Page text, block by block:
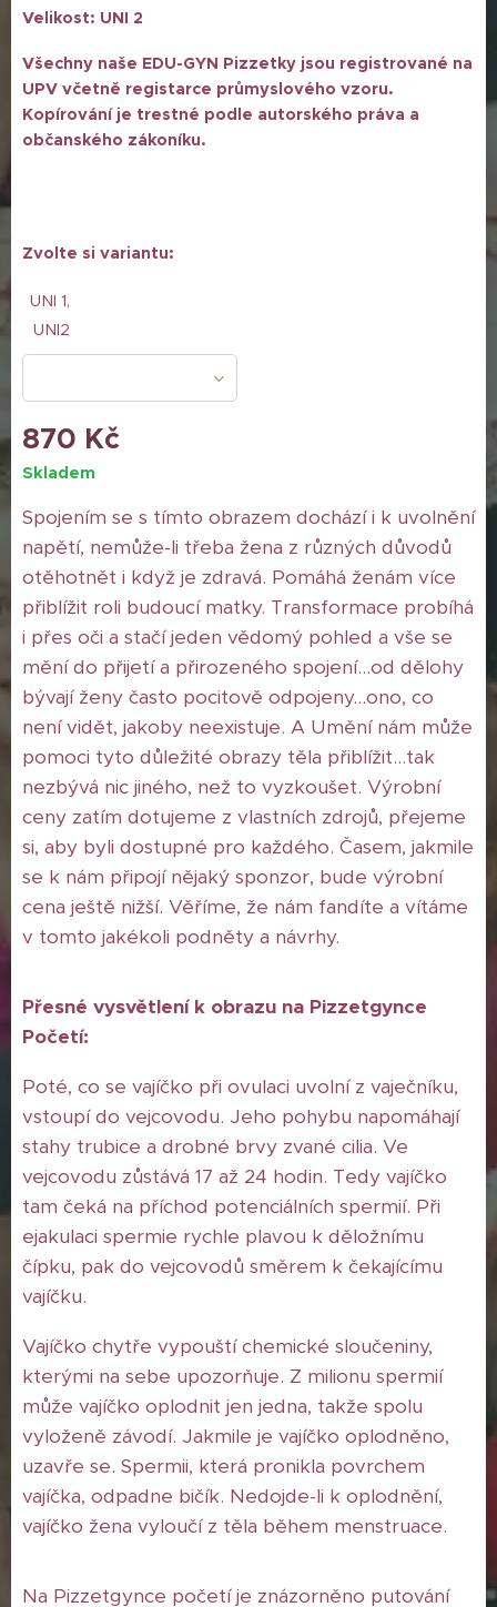
Velikost: UNI 2
Všechny naše EDU-GYN Pizzetky jsou registrované na
UPV včetně registarce průmyslového vzoru.
Kopírování je trestné podle autorského práva a
občanského zákoníku.
Zvolte si variantu:
UNI 1,
UNI2
870 Kč
Skladem
Spojením se s tímto obrazem dochází i k uvolnění
napětí, nemůže-li třeba žena z různých důvodů
otěhotnět i když je zdravá. Pomáhá ženám více
přiblížit roli budoucí matky. Transformace probíhá
i přes oči a stačí jeden vědomý pohled a vše se
mění do přijetí a přirozeného spojení...od dělohy
bývají ženy často pocitově odpojeny...ono, co
není vidět, jakoby neexistuje. A Umění nám může
pomoci tyto důležité obrazy těla přiblížit...tak
nezbývá nic jiného, než to vyzkoušet. Výrobní
ceny zatím dotujeme z vlastních zdrojů, přejeme
si, aby byli dostupné pro každého. Časem, jakmile
se k nám připojí nějaký sponzor, bude výrobní
cena ještě nižší. Věříme, že nám fandíte a vítáme
v tomto jakékoli podněty a návrhy.
Přesné vysvětlení k obrazu na Pizzetgynce
Početí:
Poté, co se vajíčko při ovulaci uvolní z vaječníku,
vstoupí do vejcovodu. Jeho pohybu napomáhají
stahy trubice a drobné brvy zvané cilia. Ve
vejcovodu zůstává 17 až 24 hodin. Tedy vajíčko
tam čeká na příchod potenciálních spermií. Při
ejakulaci spermie rychle plavou k děložnímu
čípku, pak do vejcovodů směrem k čekajícímu
vajíčku.
Vajíčko chytře vypouští chemické sloučeniny,
kterými na sebe upozorňuje. Z milionu spermií
může vajíčko oplodnit jen jedna, takže spolu
vyloženě závodí. Jakmile je vajíčko oplodněno,
uzavře se. Spermii, která pronikla povrchem
vajíčka, odpadne bičík. Nedojde-li k oplodnění,
vajíčko žena vyloučí z těla během menstruace.
Na Pizzetgynce početí je znázorněno putování